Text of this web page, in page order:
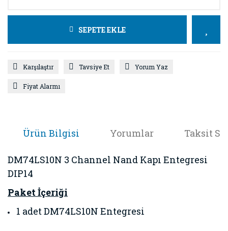
SEPETE EKLE
Karşılaştır Tavsiye Et Yorum Yaz
Fiyat Alarmı
Ürün Bilgisi Yorumlar Taksit
DM74LS10N 3 Channel Nand Kapı Entegresi
DIP14
Paket İçeriği
1 adet DM74LS10N Entegresi